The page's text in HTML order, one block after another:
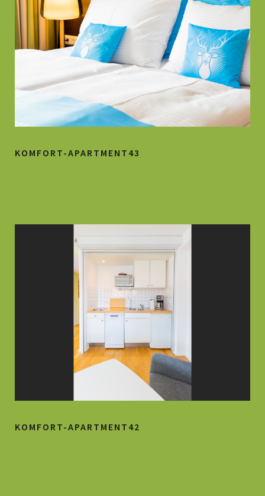
KOMFORT-APARTMENT43
KOMFORT-APARTMENT42